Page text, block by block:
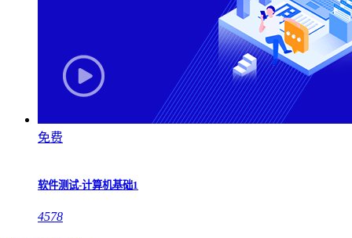
免费
软件测试-计算机基础1
4578